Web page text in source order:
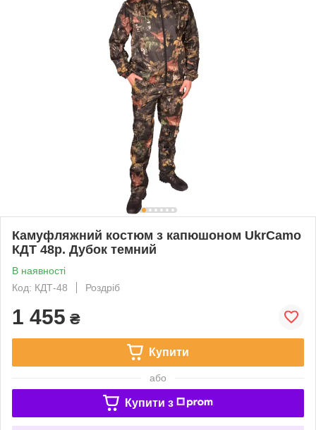
Камуфляжний костюм з капюшоном UkrCamo
КДТ 48р. Дубок темний
В наявності
Код: КДТ-48
Роздріб
1 455 ₴
Купити
або
Купити з